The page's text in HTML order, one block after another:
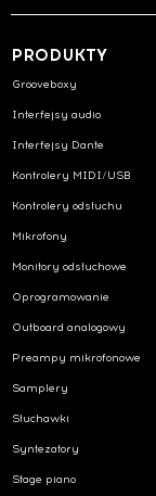
PRODUKTY
Grooveboxy
Interfejsy audio
Interfejsy Dante
Kontrolery MIDI/USB
Kontrolery odsłuchu
Mikrofony
Monitory odsłuchowe
Oprogramowanie
Outboard analogowy
Preampy mikrofonowe
Samplery
Słuchawki
Syntezatory
Stage piano